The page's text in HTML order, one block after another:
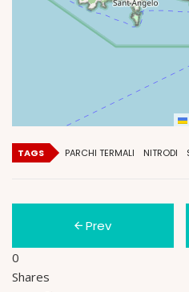
TAGS PARCHI TERMALI NITRODI
Prev
0
Shares